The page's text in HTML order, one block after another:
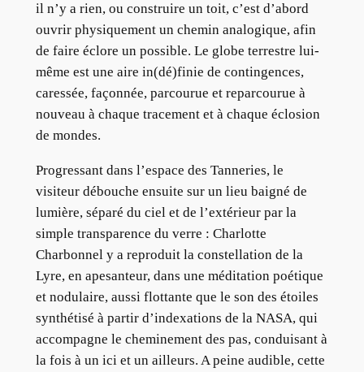
il n’y a rien, ou construire un toit, c’est d’abord
ouvrir physiquement un chemin analogique, afin
de faire éclore un possible. Le globe terrestre lui-
même est une aire in(dé)finie de contingences,
caressée, façonnée, parcourue et reparcourue à
nouveau à chaque tracement et à chaque éclosion
de mondes.
Progressant dans l’espace des Tanneries, le
visiteur débouche ensuite sur un lieu baigné de
lumière, séparé du ciel et de l’extérieur par la
simple transparence du verre : Charlotte
Charbonnel y a reproduit la constellation de la
Lyre, en apesanteur, dans une méditation poétique
et nodulaire, aussi flottante que le son des étoiles
synthétisé à partir d’indexations de la NASA, qui
accompagne le cheminement des pas, conduisant à
la fois à un ici et un ailleurs. A peine audible, cette